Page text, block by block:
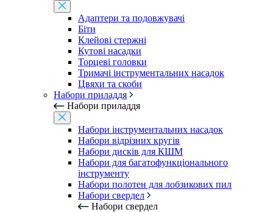
Адаптери та подовжувачі
Біти
Клейові стержні
Кутові насадки
Торцеві головки
Тримачі інструментальних насадок
Цвяхи та скоби
Набори приладдя
Набори приладдя
Набори інструментальних насадок
Набори відрізних кругів
Набори дисків для КШМ
Набори для багатофункціонального
інструменту
Набори полотен для лобзикових пил
Набори свердел
Набори свердел